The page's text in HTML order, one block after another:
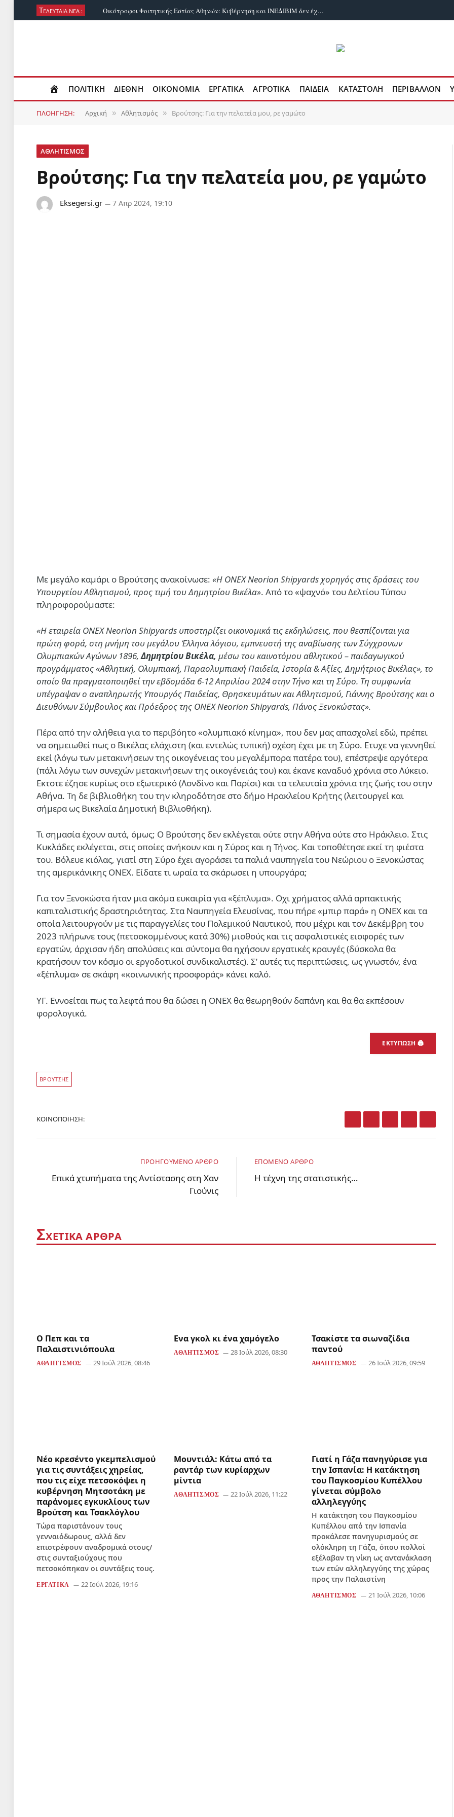
ΤΕΛΕΥΤΑΊΑ ΝΈΑ : Οικότροφοι Φοιτητικής Εστίας Αθηνών: Κυβέρνηση και ΙΝΕΔΙΒΙΜ δεν έχουν κανένα σχέδιο για το που θα μείνουν εκατοντάδες φοιτητές!
ΠΟΛΙΤΙΚΉ ΔΙΕΘΝΉ ΟΙΚΟΝΟΜΊΑ ΕΡΓΑΤΙΚΆ ΑΓΡΟΤΙΚΆ ΠΑΙΔΕΊΑ ΚΑΤΑΣΤΟΛΉ ΠΕΡΙΒΆΛΛΟΝ
ΠΛΟΉΓΗΣΗ: Αρχική » Αθλητισμός » Βρούτσης: Για την πελατεία μου, ρε γαμώτο
ΑΘΛΗΤΙΣΜΌΣ
Βρούτσης: Για την πελατεία μου, ρε γαμώτο
Eksegersi.gr 7 Απρ 2024, 19:10
Με μεγάλο καμάρι ο Βρούτσης ανακοίνωσε: «Η ONEX Neorion Shipyards χορηγός στις δράσεις του
Υπουργείου Αθλητισμού, προς τιμή του Δημητρίου Βικέλα». Από το «ψαχνό» του Δελτίου Τύπου
πληροφορούμαστε:
«Η εταιρεία ONEX Neorion Shipyards υποστηρίζει οικονομικά τις εκδηλώσεις, που θεσπίζονται για
πρώτη φορά, στη μνήμη του μεγάλου Έλληνα λόγιου, εμπνευστή της αναβίωσης των Σύγχρονων
Ολυμπιακών Αγώνων 1896,Δημητρίου Βικέλα, μέσω του καινοτόμου αθλητικού – παιδαγωγικού
προγράμματος «Αθλητική, Ολυμπιακή, Παραολυμπιακή Παιδεία, Ιστορία & Αξίες, Δημήτριος Βικέλας», το
οποίο θα πραγματοποιηθεί την εβδομάδα 6-12 Απριλίου 2024 στην Τήνο και τη Σύρο. Τη συμφωνία
υπέγραψαν ο αναπληρωτής Υπουργός Παιδείας, Θρησκευμάτων και Αθλητισμού, Γιάννης Βρούτσης και ο
Διευθύνων Σύμβουλος και Πρόεδρος της ONEX Neorion Shipyards, Πάνος Ξενοκώστας».
Πέρα από την αλήθεια για το περιβόητο «ολυμπιακό κίνημα», που δεν μας απασχολεί εδώ, πρέπει
να σημειωθεί πως ο Βικέλας ελάχιστη (και εντελώς τυπική) σχέση έχει με τη Σύρο. Ετυχε να γεννηθεί
εκεί (λόγω των μετακινήσεων της οικογένειας του μεγαλέμπορα πατέρα του), επέστρεψε αργότερα
(πάλι λόγω των συνεχών μετακινήσεων της οικογένειάς του) και έκανε καναδυό χρόνια στο Λύκειο.
Εκτοτε έζησε κυρίως στο εξωτερικό (Λονδίνο και Παρίσι) και τα τελευταία χρόνια της ζωής του στην
Αθήνα. Τη δε βιβλιοθήκη του την κληροδότησε στο δήμο Ηρακλείου Κρήτης (λειτουργεί και
σήμερα ως Βικελαία Δημοτική Βιβλιοθήκη).
Τι σημασία έχουν αυτά, όμως; Ο Βρούτσης δεν εκλέγεται ούτε στην Αθήνα ούτε στο Ηράκλειο. Στις
Κυκλάδες εκλέγεται, στις οποίες ανήκουν και η Σύρος και η Τήνος. Και τοποθέτησε εκεί τη φιέστα
του. Βόλευε κιόλας, γιατί στη Σύρο έχει αγοράσει τα παλιά ναυπηγεία του Νεώριου ο Ξενοκώστας
της αμερικάνικης ΟΝΕΧ. Είδατε τι ωραία τα σκάρωσει η υπουργάρα;
Για τον Ξενοκώστα ήταν μια ακόμα ευκαιρία για «ξέπλυμα». Οχι χρήματος αλλά αρπακτικής
καπιταλιστικής δραστηριότητας. Στα Ναυπηγεία Ελευσίνας, που πήρε «μπιρ παρά» η ΟΝΕΧ και τα
οποία λειτουργούν με τις παραγγελίες του Πολεμικού Ναυτικού, που μέχρι και τον Δεκέμβρη του
2023 πλήρωνε τους (πετσοκομμένους κατά 30%) μισθούς και τις ασφαλιστικές εισφορές των
εργατών, άρχισαν ήδη απολύσεις και σύντομα θα ηχήσουν εργατικές κραυγές (δύσκολα θα
κρατήσουν τον κόσμο οι εργοδοτικοί συνδικαλιστές). Σ’ αυτές τις περιπτώσεις, ως γνωστόν, ένα
«ξέπλυμα» σε σκάφη «κοινωνικής προσφοράς» κάνει καλό.
ΥΓ. Εννοείται πως τα λεφτά που θα δώσει η ΟΝΕΧ θα θεωρηθούν δαπάνη και θα θα εκπέσουν
φορολογικά.
ΕΚΤΎΠΩΣΗ 🖨
ΒΡΟΥΤΣΗΣ
ΚΟΙΝΟΠΟΊΗΣΗ:
Facebook
TwitterLinkedIn
Email
ΠΡΟΗΓΟΎΜΕΝΟ ΆΡΘΡΟ
Επικά χτυπήματα της Αντίστασης στη Χαν
Γιούνις
ΕΠΌΜΕΝΟ ΆΡΘΡΟ
Η τέχνη της στατιστικής…
ΣΧΕΤΙΚΆ ΑΡΘΡΑ
Ο Πεπ και τα
Παλαιστινιόπουλα
ΑΘΛΗΤΙΣΜΌΣ 29 Ιούλ 2026, 08:46
Ενα γκολ κι ένα χαμόγελο
ΑΘΛΗΤΙΣΜΌΣ 28 Ιούλ 2026, 08:30
Τσακίστε τα σιωναζίδια
παντού
ΑΘΛΗΤΙΣΜΌΣ 26 Ιούλ 2026, 09:59
Νέο κρεσέντο γκεμπελισμού
για τις συντάξεις χηρείας,
που τις είχε πετσοκόψει η
κυβέρνηση Μητσοτάκη με
παράνομες εγκυκλίους των
Βρούτση και Τσακλόγλου
Τώρα παριστάνουν τους
γενναιόδωρους, αλλά δεν
επιστρέφουν αναδρομικά στους/
στις συνταξιούχους που
πετσοκόπηκαν οι συντάξεις τους.
ΕΡΓΑΤΙΚΆ 22 Ιούλ 2026, 19:16
Μουντιάλ: Κάτω από τα
ραντάρ των κυρίαρχων
μίντια
ΑΘΛΗΤΙΣΜΌΣ 22 Ιούλ 2026, 11:22
Γιατί η Γάζα πανηγύρισε για
την Ισπανία: Η κατάκτηση
του Παγκοσμίου Κυπέλλου
γίνεται σύμβολο
αλληλεγγύης
Η κατάκτηση του Παγκοσμίου
Κυπέλλου από την Ισπανία
προκάλεσε πανηγυρισμούς σε
ολόκληρη τη Γάζα, όπου πολλοί
εξέλαβαν τη νίκη ως αντανάκλαση
των ετών αλληλεγγύης της χώρας
προς την Παλαιστίνη
ΑΘΛΗΤΙΣΜΌΣ 21 Ιούλ 2026, 10:06